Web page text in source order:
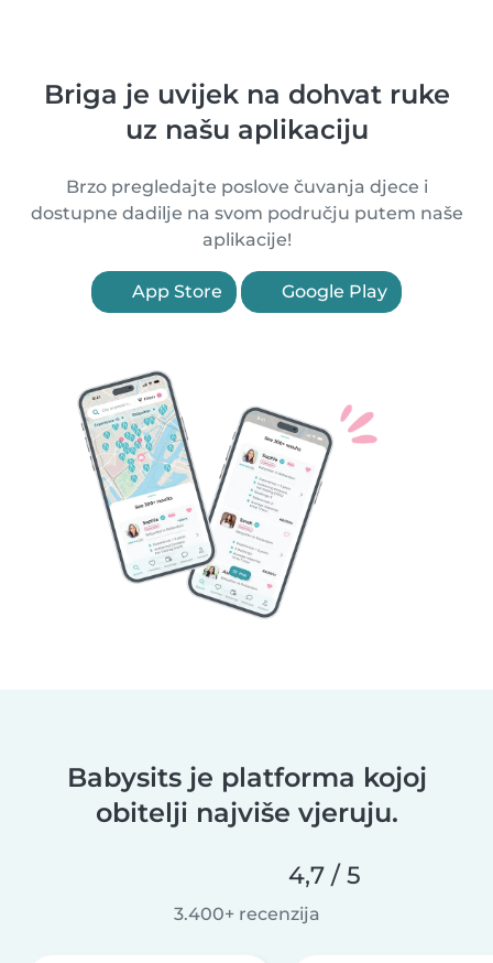
Briga je uvijek na dohvat ruke
uz našu aplikaciju
Brzo pregledajte poslove čuvanja djece i
dostupne dadilje na svom području putem naše
aplikacije!
App Store Google Play
Babysits je platforma kojoj
obitelji najviše vjeruju.
4,7 / 5
3.400+ recenzija